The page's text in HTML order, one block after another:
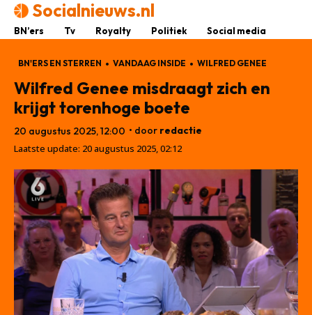
Socialnieuws.nl
BN’ers Tv Royalty Politiek Social media
BN'ERS EN STERREN VANDAAG INSIDE WILFRED GENEE
Wilfred Genee misdraagt zich en
krijgt torenhoge boete
20 augustus 2025, 12:00 • door redactie
Laatste update: 20 augustus 2025, 02:12